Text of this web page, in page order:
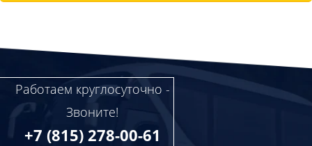
Работаем круглосуточно -
Звоните!
+7 (815) 278-00-61